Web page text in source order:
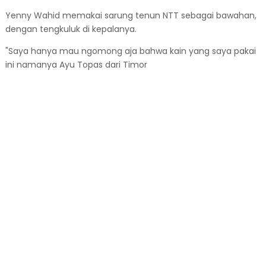
Yenny Wahid memakai sarung tenun NTT sebagai bawahan,
dengan tengkuluk di kepalanya.
"Saya hanya mau ngomong aja bahwa kain yang saya pakai
ini namanya Ayu Topas dari Timor